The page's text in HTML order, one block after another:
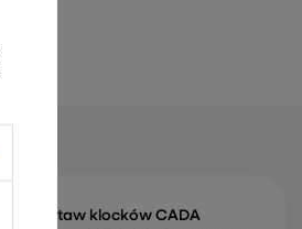
Zestaw klocków CADA